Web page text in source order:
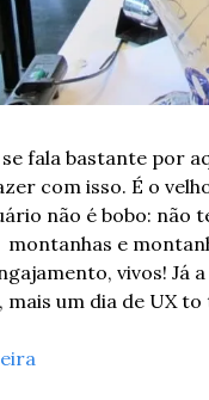
fala bastante por
com isso. É o
não é bobo: não
montanhas e
vivos! Já
mais um dia de UX to